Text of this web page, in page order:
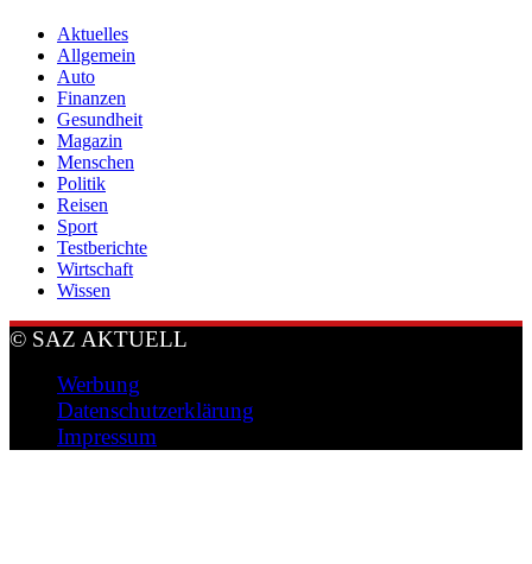
Aktuelles
Allgemein
Auto
Finanzen
Gesundheit
Magazin
Menschen
Politik
Reisen
Sport
Testberichte
Wirtschaft
Wissen
© SAZ AKTUELL
Werbung
Datenschutzerklärung
Impressum